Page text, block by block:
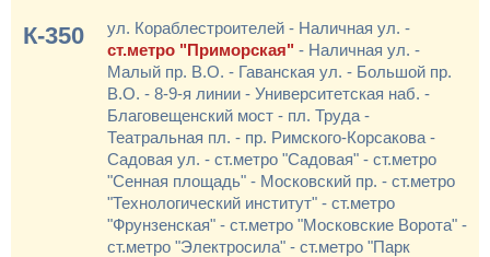
К-350
ул. Кораблестроителей - Наличная ул. -
ст.метро "Приморская" - Наличная ул. -
Малый пр. В.О. - Гаванская ул. - Большой пр.
В.О. - 8-9-я линии - Университетская наб. -
Благовещенский мост - пл. Труда -
Театральная пл. - пр. Римского-Корсакова -
Садовая ул. - ст.метро "Садовая" - ст.метро
"Сенная площадь" - Московский пр. - ст.метро
"Технологический институт" - ст.метро
"Фрунзенская" - ст.метро "Московские Ворота" -
ст.метро "Электросила" - ст.метро "Парк